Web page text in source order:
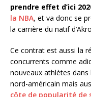
prendre effet d’ici
la NBA, et va donc se
la carrière du natif
Ce contrat est aussi la
concurrents comme
nouveaux athlètes
nord-américain mais
côte de popularité de